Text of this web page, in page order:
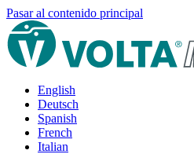
Pasar al contenido principal
English
Deutsch
Spanish
French
Italian